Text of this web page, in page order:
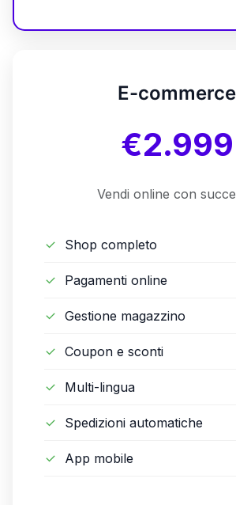
E-commerce
€2.999
Vendi online con
Shop completo
Pagamenti online
Gestione magazzino
Coupon e sconti
Multi-lingua
Spedizioni automatiche
App mobile